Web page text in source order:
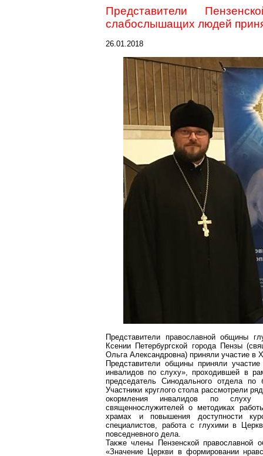
Представители
слабослышащих людей
26.01.2018
Представители православной общины
Ксении Петербургской города Пензы
Ольга Александровна) приняли участие в
Представители общины приняли
инвалидов по слуху», проходившей в
председатель Синодального отдела по
Участники круглого стола рассмотрели
окормления инвалидов по слуху
священнослужителей о методиках
храмах и повышения доступности
специалистов, работа с глухими в
повседневного дела.
Также члены Пензенской православной
«Значение Церкви в формировании